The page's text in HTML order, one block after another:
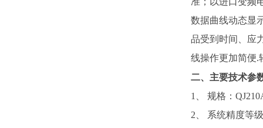
数据曲线动态显
品受到时间、应
线操作更加简便.
二、主要技术参
1
、 规格： QJ
2 、 系统精度等